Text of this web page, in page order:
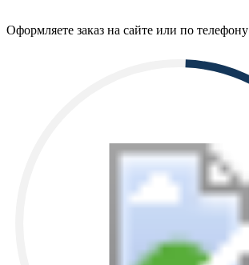
Оформляете заказ на сайте или по телефону